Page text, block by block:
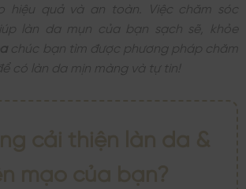
hiệu quả và an toàn. Việc chăm sóc
làn da mụn của bạn sạch sẽ, khỏe
chúc bạn tìm được phương pháp chăm
có làn da mịn màng và tự tin!